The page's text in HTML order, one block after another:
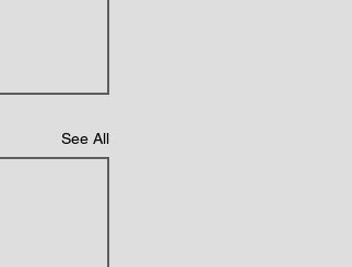
See All